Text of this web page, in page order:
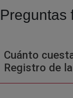
Preguntas
Cuánto
Registro de